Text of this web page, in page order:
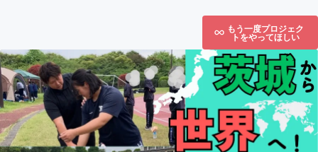
もう一度プロジェク
トをやってほしい